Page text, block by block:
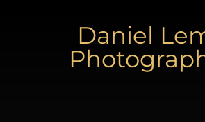
Daniel